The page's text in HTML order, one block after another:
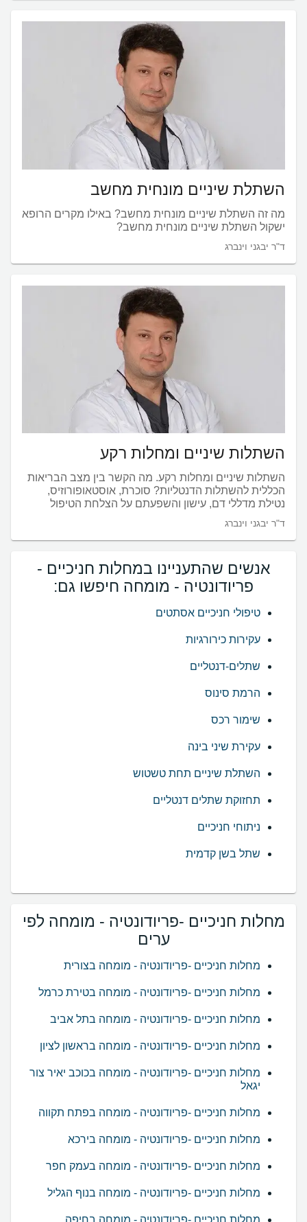
השתלת שיניים מונחית מחשב
מה זה השתלת שיניים מונחית מחשב? באילו מקרים הרופא
ישקול השתלת שיניים מונחית מחשב?
ד"ר יבגני וינברג
השתלות שיניים ומחלות רקע
השתלות שיניים ומחלות רקע. מה הקשר בין מצב הבריאות
הכללית להשתלות הדנטליות? סוכרת, אוסטאופורוזיס,
נטילת מדללי דם, עישון והשפעתם על הצלחת הטיפול
ד"ר יבגני וינברג
אנשים שהתעניינו במחלות חניכיים -
פריודונטיה - מומחה חיפשו גם:
טיפולי חניכיים אסתטים
עקירות כירורגיות
שתלים-דנטליים
הרמת סינוס
שימור רכס
עקירת שיני בינה
השתלת שיניים תחת טשטוש
תחזוקת שתלים דנטליים
ניתוחי חניכיים
שתל בשן קדמית
מחלות חניכיים -פריודונטיה - מומחה לפי
ערים
מחלות חניכיים -פריודונטיה - מומחה בצורית
מחלות חניכיים -פריודונטיה - מומחה בטירת כרמל
מחלות חניכיים -פריודונטיה - מומחה בתל אביב
מחלות חניכיים -פריודונטיה - מומחה בראשון לציון
מחלות חניכיים -פריודונטיה - מומחה בכוכב יאיר צור
יגאל
מחלות חניכיים -פריודונטיה - מומחה בפתח תקווה
מחלות חניכיים -פריודונטיה - מומחה בירכא
מחלות חניכיים -פריודונטיה - מומחה בעמק חפר
מחלות חניכיים -פריודונטיה - מומחה בנוף הגליל